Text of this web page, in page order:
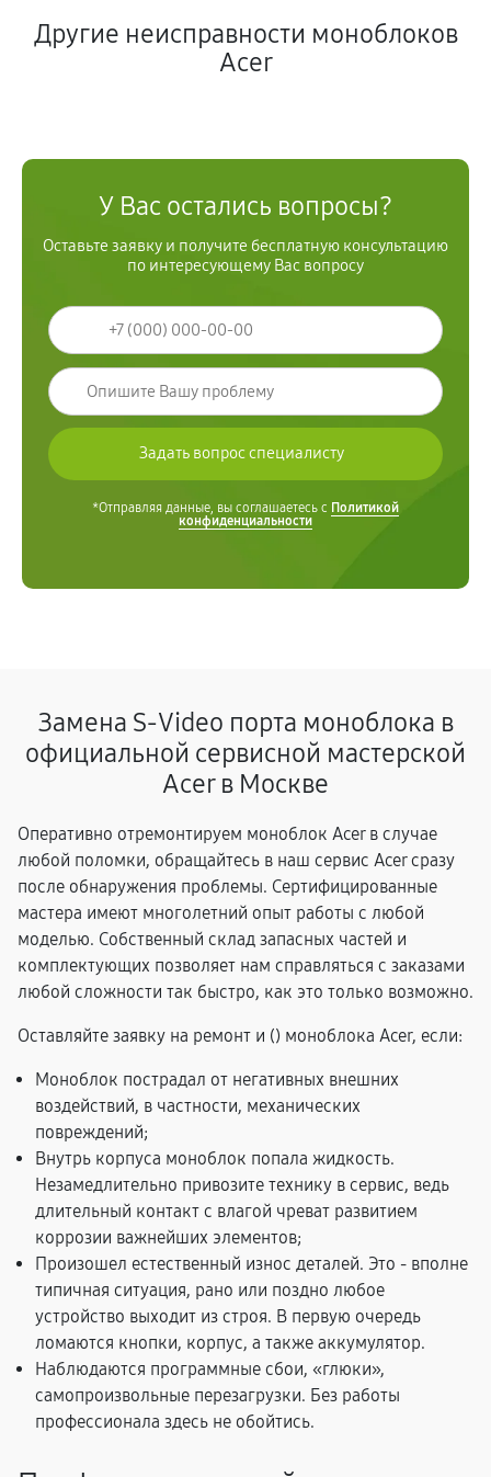
Другие неисправности моноблоков
Acer
У Вас остались вопросы?
Оставьте заявку и получите бесплатную консультацию
по интересующему Вас вопросу
*Отправляя данные, вы соглашаетесь с Политикой
конфиденциальности
Замена S-Video порта моноблока в
официальной сервисной мастерской
Acer в Москве
Оперативно отремонтируем моноблок Acer в случае
любой поломки, обращайтесь в наш сервис Acer сразу
после обнаружения проблемы. Сертифицированные
мастера имеют многолетний опыт работы с любой
моделью. Собственный склад запасных частей и
комплектующих позволяет нам справляться с заказами
любой сложности так быстро, как это только возможно.
Оставляйте заявку на ремонт и () моноблока Acer, если:
Моноблок пострадал от негативных внешних
воздействий, в частности, механических
повреждений;
Внутрь корпуса моноблок попала жидкость.
Незамедлительно привозите технику в сервис, ведь
длительный контакт с влагой чреват развитием
коррозии важнейших элементов;
Произошел естественный износ деталей. Это - вполне
типичная ситуация, рано или поздно любое
устройство выходит из строя. В первую очередь
ломаются кнопки, корпус, а также аккумулятор.
Наблюдаются программные сбои, «глюки»,
самопроизвольные перезагрузки. Без работы
профессионала здесь не обойтись.